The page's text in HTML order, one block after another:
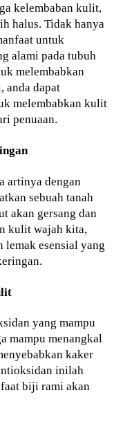
kelembaban kulit,
halus. Tidak hanya
untuk
alami pada tubuh
melembabkan
anda dapat
melembabkan kulit
penuaan.
artinya dengan
sebuah tanah
akan gersang dan
kulit wajah kita,
lemak esensial yang
yang mampu
mampu menangkal
kaker
inilah
biji rami akan